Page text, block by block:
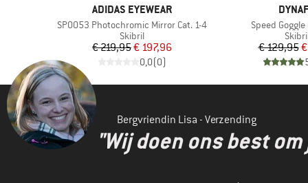
MERK
ADIDAS EYEWEAR
Artikel
SP0053 Photochromic Mirror Cat. 1-4
Productgroep
Skibril
Prijs
€ 219,95Verlaagde prijs
€ 197,96
0,0(0)
MERK
Artikel
Speed Goggle
€ 129,95
Bergvriendin Lisa - Verzending
"Wij doen ons best